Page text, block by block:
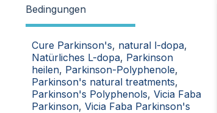
Bedingungen
Cure Parkinson's, natural l-dopa,
Natürliches L-dopa, Parkinson
heilen, Parkinson-Polyphenole,
Parkinson's natural treatments,
Parkinson's Polyphenols, Vicia Faba
Parkinson, Vicia Faba Parkinson's